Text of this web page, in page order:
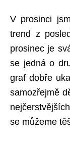
V prosinci
trend z
prosinec je
se jedná o
graf dobře
samozřejmě
se můžeme